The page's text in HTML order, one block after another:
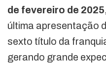
de fevereiro de 2025
última apresentação
sexto título da
gerando grande